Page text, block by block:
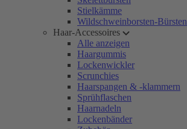
Stielkämme
Wildschweinborsten-Bürsten
Haar-Accessoires
Alle anzeigen
Haargummis
Lockenwickler
Scrunchies
Haarspangen & -klammern
Sprühflaschen
Haarnadeln
Lockenbänder